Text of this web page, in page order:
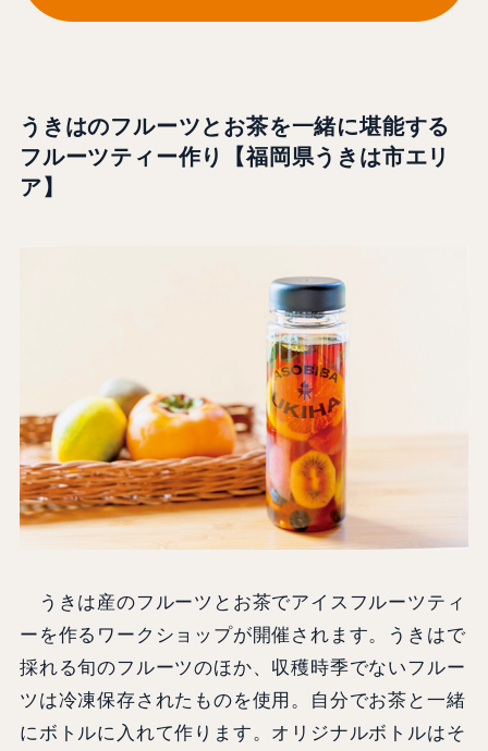
うきはのフルーツとお茶を⼀緒に堪能する
フルーツティー作り【福岡県うきは市エリ
ア】
うきは産のフルーツとお茶でアイスフルーツティ
ーを作るワークショップが開催されます。うきはで
採れる旬のフルーツのほか、収穫時季でないフルー
ツは冷凍保存されたものを使用。自分でお茶と一緒
にボトルに入れて作ります。オリジナルボトルはそ